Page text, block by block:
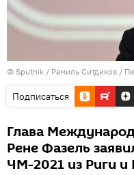
© Sputnik / Рамиль Ситдиков /
Подписаться
Глава
Рене Фазель
ЧМ-2021 из Риги